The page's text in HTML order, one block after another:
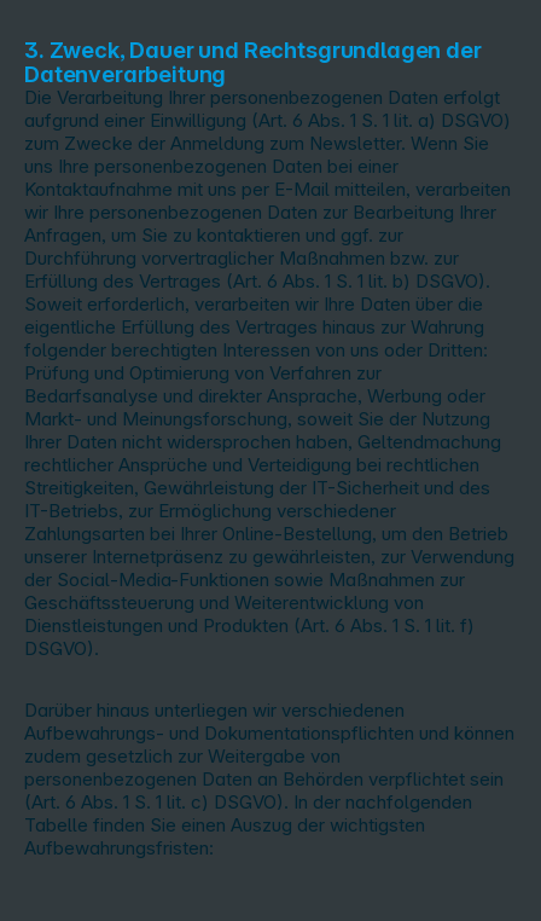
3. Zweck, Dauer und Rechtsgrundlagen der
Datenverarbeitung
Die Verarbeitung Ihrer personenbezogenen Daten erfolgt
aufgrund einer Einwilligung (Art. 6 Abs. 1 S. 1 lit. a) DSGVO)
zum Zwecke der Anmeldung zum Newsletter. Wenn Sie
uns Ihre personenbezogenen Daten bei einer
Kontaktaufnahme mit uns per E-Mail mitteilen, verarbeiten
wir Ihre personenbezogenen Daten zur Bearbeitung Ihrer
Anfragen, um Sie zu kontaktieren und ggf. zur
Durchführung vorvertraglicher Maßnahmen bzw. zur
Erfüllung des Vertrages (Art. 6 Abs. 1 S. 1 lit. b) DSGVO).
Soweit erforderlich, verarbeiten wir Ihre Daten über die
eigentliche Erfüllung des Vertrages hinaus zur Wahrung
folgender berechtigten Interessen von uns oder Dritten:
Prüfung und Optimierung von Verfahren zur
Bedarfsanalyse und direkter Ansprache, Werbung oder
Markt- und Meinungsforschung, soweit Sie der Nutzung
Ihrer Daten nicht widersprochen haben, Geltendmachung
rechtlicher Ansprüche und Verteidigung bei rechtlichen
Streitigkeiten, Gewährleistung der IT-Sicherheit und des
IT-Betriebs, zur Ermöglichung verschiedener
Zahlungsarten bei Ihrer Online-Bestellung, um den Betrieb
unserer Internetpräsenz zu gewährleisten, zur Verwendung
der Social-Media-Funktionen sowie Maßnahmen zur
Geschäftssteuerung und Weiterentwicklung von
Dienstleistungen und Produkten (Art. 6 Abs. 1 S. 1 lit. f)
DSGVO).
Darüber hinaus unterliegen wir verschiedenen
Aufbewahrungs- und Dokumentationspflichten und können
zudem gesetzlich zur Weitergabe von
personenbezogenen Daten an Behörden verpflichtet sein
(Art. 6 Abs. 1 S. 1 lit. c) DSGVO). In der nachfolgenden
Tabelle finden Sie einen Auszug der wichtigsten
Aufbewahrungsfristen: